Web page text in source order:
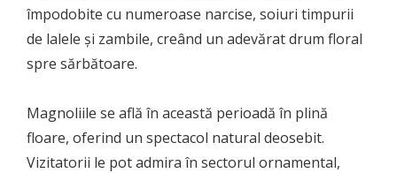
împodobite cu numeroase narcise, soiuri timpurii
de lalele și zambile, creând un adevărat drum floral
spre sărbătoare.
Magnoliile se află în această perioadă în plină
floare, oferind un spectacol natural deosebit.
Vizitatorii le pot admira în sectorul ornamental,